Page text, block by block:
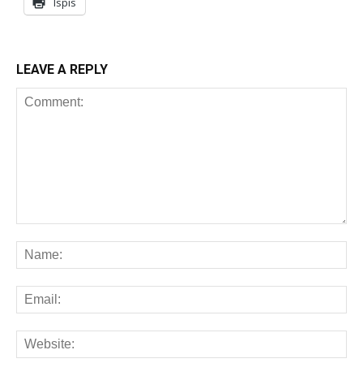
LEAVE A REPLY